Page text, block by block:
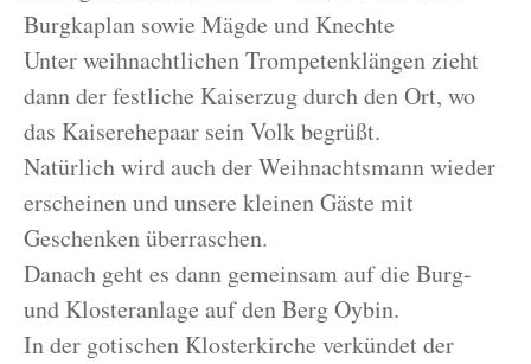
Burgkaplan sowie Mägde und Knechte
Unter weihnachtlichen Trompetenklängen zieht
dann der festliche Kaiserzug durch den Ort, wo
das Kaiserehepaar sein Volk begrüßt.
Natürlich wird auch der Weihnachtsmann wieder
erscheinen und unsere kleinen Gäste mit
Geschenken überraschen.
Danach geht es dann gemeinsam auf die Burg-
und Klosteranlage auf den Berg Oybin.
In der gotischen Klosterkirche verkündet der